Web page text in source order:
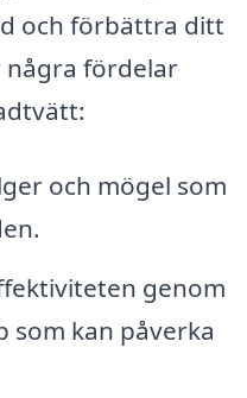
och förbättra ditt
några fördelar
och mögel som
genom
som kan påverka